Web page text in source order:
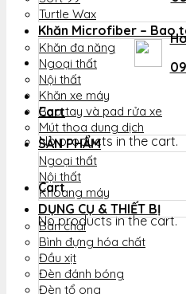
Cart
No products in the cart.
Cart
No products in the cart.
Turtle Wax
Khăn Microfiber – Bao
Khăn đa năng
Ngoại thất
Nội thất
Khăn xe máy
Bao tay và pad rửa xe
Mút thoa dung dịch
SẢN PHẨM
Ngoại thất
Nội thất
Khoang máy
DỤNG CỤ & THIẾT BỊ
Bàn chải
Bình đựng hóa chất
Đầu xịt
Đèn đánh bóng
Đèn tổ ong